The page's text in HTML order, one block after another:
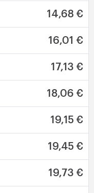
14,68 €
16,01 €
17,13 €
18,06 €
19,15 €
19,45 €
19,73 €